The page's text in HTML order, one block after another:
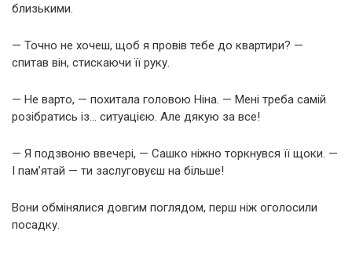
близькими.
— Точно не хочеш, щоб я провів тебе до квартири? —
спитав він, стискаючи її руку.
— Не варто, — похитала головою Ніна. — Мені треба самій
розібратись із… ситуацією. Але дякую за все!
— Я подзвоню ввечері, — Сашко ніжно торкнувся її щоки. —
І пам’ятай — ти заслуговуєш на більше!
Вони обмінялися довгим поглядом, перш ніж оголосили
посадку.